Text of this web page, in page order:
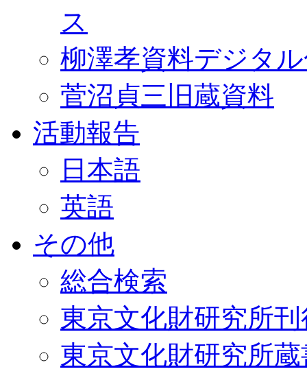
ス
柳澤孝資料デジタ
菅沼貞三旧蔵資料
活動報告
日本語
英語
その他
総合検索
東京文化財研究所
東京文化財研究所